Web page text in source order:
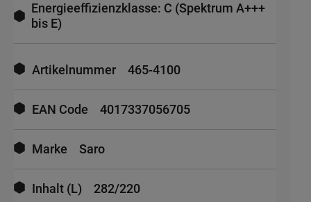
Energieeffizienzklasse: C (Spektrum A+++
bis E)
Informationen
Artikelnummer 465-4100
EAN Code 4017337056705
Marke Saro
Inhalt (L) 282/220